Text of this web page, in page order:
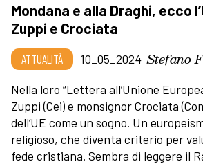
Mondana e alla Draghi, ecco
Zuppi e Crociata
ATTUALITÀ 10_05_2024 Stefano
Nella loro “Lettera all’Unione
Zuppi (Cei) e monsignor Crociata
dell’UE come un sogno. Un
religioso, che diventa criterio per
fede cristiana. Sembra di leggere il